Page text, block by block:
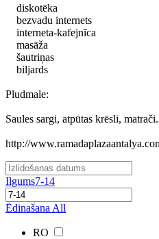
diskotēka
bezvadu internets
interneta-kafejnīca
masāža
šautriņas
biljards
Pludmale:
Saules sargi, atpūtas krēsli, matrači.
http://
Ilgums7-14
Ēdinašana All
RO